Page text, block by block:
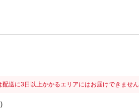
送に3日以上かかるエリアにはお届けできません